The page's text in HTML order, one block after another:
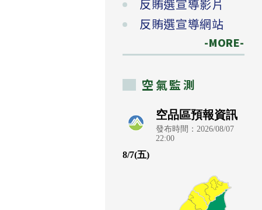
反賄選宣導影片
反賄選宣導網站
-MORE-
空氣監測